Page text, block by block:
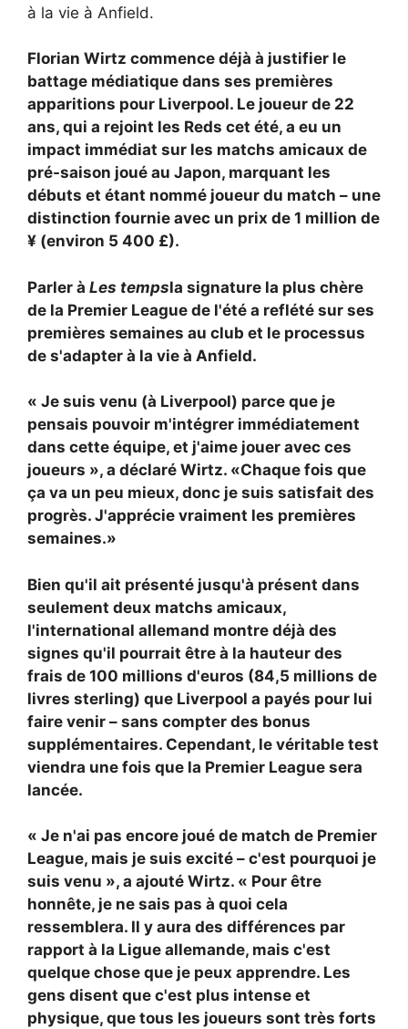
à la vie à Anfield.
Florian Wirtz commence déjà à justifier le
battage médiatique dans ses premières
apparitions pour Liverpool. Le joueur de 22
ans, qui a rejoint les Reds cet été, a eu un
impact immédiat sur les matchs amicaux de
pré-saison joué au Japon, marquant les
débuts et étant nommé joueur du match – une
distinction fournie avec un prix de 1 million de
¥ (environ 5 400 £).
Parler à Les tempsla signature la plus chère
de la Premier League de l'été a reflété sur ses
premières semaines au club et le processus
de s'adapter à la vie à Anfield.
« Je suis venu (à Liverpool) parce que je
pensais pouvoir m'intégrer immédiatement
dans cette équipe, et j'aime jouer avec ces
joueurs », a déclaré Wirtz. «Chaque fois que
ça va un peu mieux, donc je suis satisfait des
progrès. J'apprécie vraiment les premières
semaines.»
Bien qu'il ait présenté jusqu'à présent dans
seulement deux matchs amicaux,
l'international allemand montre déjà des
signes qu'il pourrait être à la hauteur des
frais de 100 millions d'euros (84,5 millions de
livres sterling) que Liverpool a payés pour lui
faire venir – sans compter des bonus
supplémentaires. Cependant, le véritable test
viendra une fois que la Premier League sera
lancée.
« Je n'ai pas encore joué de match de Premier
League, mais je suis excité – c'est pourquoi je
suis venu », a ajouté Wirtz. « Pour être
honnête, je ne sais pas à quoi cela
ressemblera. Il y aura des différences par
rapport à la Ligue allemande, mais c'est
quelque chose que je peux apprendre. Les
gens disent que c'est plus intense et
physique, que tous les joueurs sont très forts